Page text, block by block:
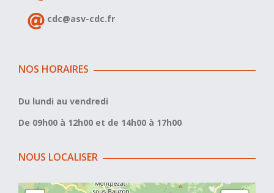
cdc@asv-cdc.fr
NOS HORAIRES
Du lundi au vendredi
De 09h00 à 12h00 et de 14h00 à 17h00
NOUS LOCALISER